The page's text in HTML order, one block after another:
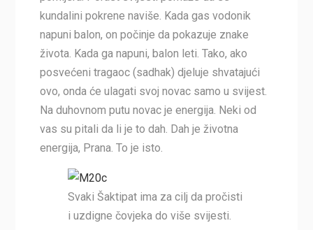
kundalini pokrene naviše. Kada gas vodonik
napuni balon, on počinje da pokazuje znake
života. Kada ga napuni, balon leti. Tako, ako
posvećeni tragaoc (sadhak) djeluje shvatajući
ovo, onda će ulagati svoj novac samo u svijest.
Na duhovnom putu novac je energija. Neki od
vas su pitali da li je to dah. Dah je životna
energija, Prana. To je isto.
Svaki Šaktipat ima za cilj da pročisti
i uzdigne čovjeka do više svijesti.